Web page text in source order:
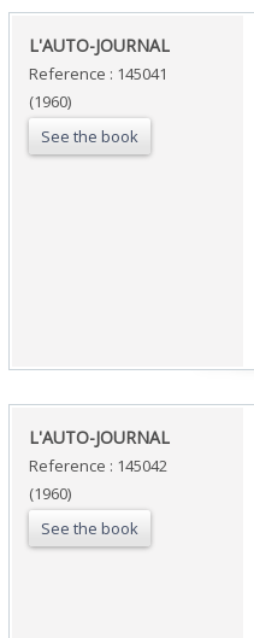
‎L'AUTO-JOURNAL ‎
Reference : 145041
(1960)
See the book
‎L'AUTO-JOURNAL ‎
Reference : 145042
(1960)
See the book